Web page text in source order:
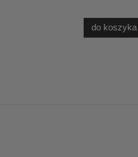
do koszyka